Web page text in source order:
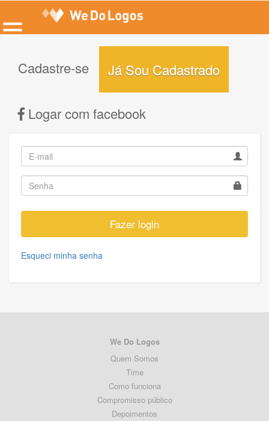
Cadastre-se Já Sou Cadastrado
Logar com facebook
Fazer login
Esqueci minha senha
We Do Logos
Quem Somos
Time
Como funciona
Compromisso público
Depoimentos